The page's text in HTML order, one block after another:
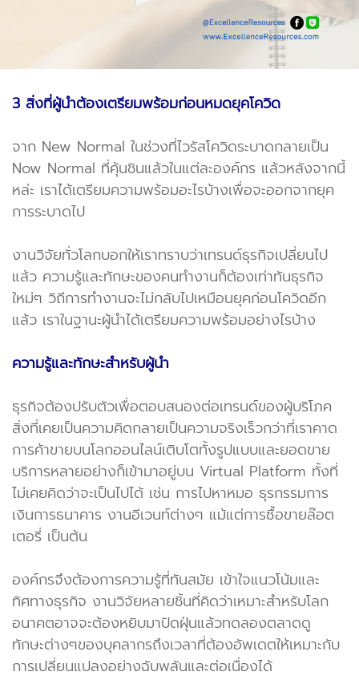
3 สิ่งที่ผู้นำต้องเตรียมพร้อมก่อนหมดยุคโควิด
จาก New Normal ในช่วงที่ไวรัสโควิดระบาดกลายเป็น
Now Normal ที่คุ้นชินแล้วในแต่ละองค์กร แล้วหลังจากนี้
หล่ะ เราได้เตรียมความพร้อมอะไรบ้างเพื่อจะออกจากยุค
การระบาดไป
งานวิจัยทั่วโลกบอกให้เราทราบว่าเทรนด์ธุรกิจเปลี่ยนไป
แล้ว ความรู้และทักษะของคนทำงานก็ต้องเท่าทันธุรกิจ
ใหม่ๆ วิถีการทำงานจะไม่กลับไปเหมือนยุคก่อนโควิดอีก
แล้ว เราในฐานะผู้นำได้เตรียมความพร้อมอย่างไรบ้าง
ความรู้และทักษะสำหรับผู้นำ
ธุรกิจต้องปรับตัวเพื่อตอบสนองต่อเทรนด์ของผู้บริโภค
สิ่งที่เคยเป็นความคิดกลายเป็นความจริงเร็วกว่าที่เราคาด
การค้าขายบนโลกออนไลน์เติบโตทั้งรูปแบบและยอดขาย
บริการหลายอย่างก็เข้ามาอยู่บน Virtual Platform ทั้งที่
ไม่เคยคิดว่าจะเป็นไปได้ เช่น การไปหาหมอ ธุรกรรมการ
เงินการธนาคาร งานอีเวนท์ต่างๆ แม้แต่การซื้อขายล๊อต
เตอรี่ เป็นต้น
องค์กรจึงต้องการความรู้ที่ทันสมัย เข้าใจแนวโน้มและ
ทิศทางธุรกิจ งานวิจัยหลายชิ้นที่คิดว่าเหมาะสำหรับโลก
อนาคตอาจจะต้องหยิบมาปัดฝุ่นแล้วทดลองตลาดดู
ทักษะต่างๆของบุคลากรถึงเวลาที่ต้องอัพเดตให้เหมาะกับ
การเปลี่ยนแปลงอย่างฉับพลันและต่อเนื่องได้